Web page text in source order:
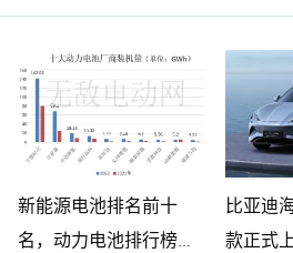
新能源电池排名前十
名，动力电池排行榜前
比亚迪
款正式